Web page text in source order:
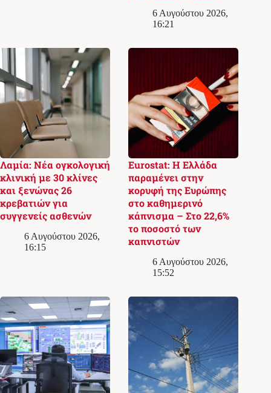
6 Αυγούστου 2026,
16:21
Λαμία: Νέα ογκολογική
κλινική με 30 κλίνες
και ξενώνας 26
κρεβατιών για
συγγενείς ασθενών
6 Αυγούστου 2026,
16:15
Eurostat: Η Ελλάδα
παραμένει στην
κορυφή της Ευρώπης
στο καθημερινό
κάπνισμα – Στο 22,6%
το ποσοστό των
καπνιστών
6 Αυγούστου 2026,
15:52